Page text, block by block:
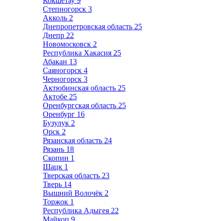
Степногорск 3
Акколь 2
Днепропетровская область 25
Днепр 22
Новомосковск 2
Республика Хакасия 25
Абакан 13
Саяногорск 4
Черногорск 3
Актюбинская область 25
Актобе 25
Оренбургская область 25
Оренбург 16
Бузулук 2
Орск 2
Рязанская область 24
Рязань 18
Скопин 1
Шацк 1
Тверская область 23
Тверь 14
Вышний Волочёк 2
Торжок 1
Республика Адыгея 22
Майкоп 9